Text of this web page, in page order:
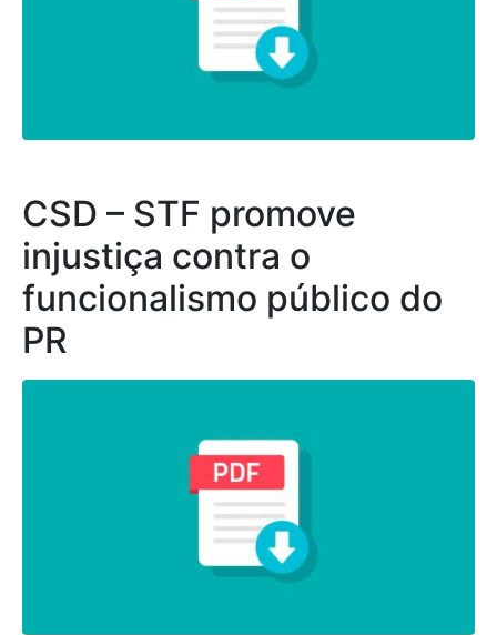
CSD – STF promove
injustiça contra o
funcionalismo público do
PR